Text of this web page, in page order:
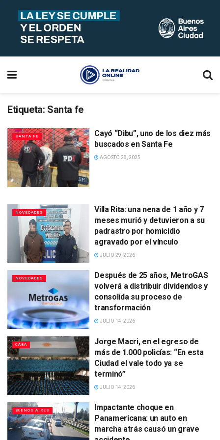
Etiqueta: Santa fe
SANTA FE
Cayó “Dibu”, uno de los diez más
buscados en Santa Fe
AGOSTO 28, 2025
NOVEDADES
Villa Rita: una nena de 1 año y 7
meses murió y detuvieron a su
padrastro por homicidio
agravado por el vínculo
JULIO 29, 2026
NOVEDADES
Después de 25 años, MetroGAS
volverá a distribuir dividendos y
consolida su proceso de
transformación
JULIO 14, 2026
CABA
Jorge Macri, en el egreso de
más de 1.000 policías: “En esta
Ciudad el vale todo ya se
terminó”
JULIO 14, 2026
BUENOS AIRES
Impactante choque en
Panamericana: un auto en
marcha atrás causó un grave